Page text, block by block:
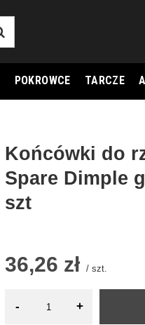
POKROWCE TARCZE
Końcówki do
Spare Dimple
szt
36,26 zł / szt.
- +